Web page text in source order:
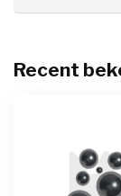
Recent